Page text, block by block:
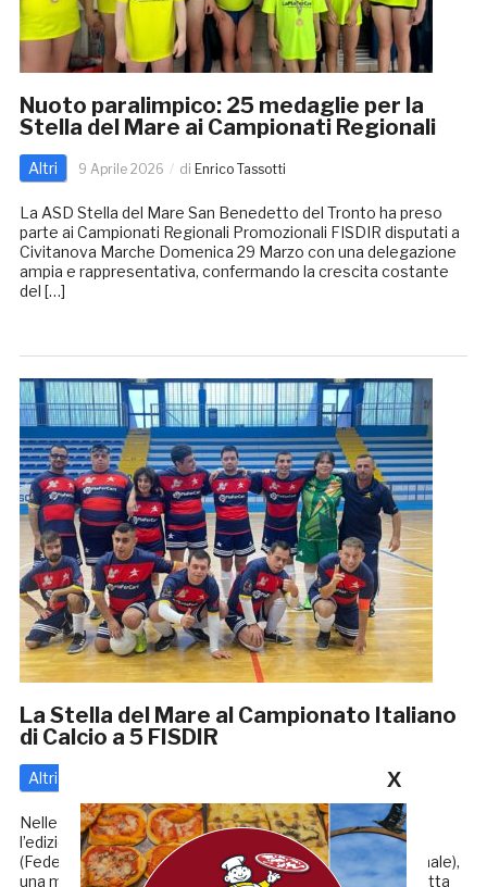
Nuoto paralimpico: 25 medaglie per la
Stella del Mare ai Campionati Regionali
Altri 9 Aprile 2026 di Enrico Tassotti
La ASD Stella del Mare San Benedetto del Tronto ha preso
parte ai Campionati Regionali Promozionali FISDIR disputati a
Civitanova Marche Domenica 29 Marzo con una delegazione
ampia e rappresentativa, confermando la crescita costante
del […]
La Stella del Mare al Campionato Italiano
di Calcio a 5 FISDIR
Altri
Nelle giornate 17-18-19 Ottobre si è svolta a Pescara
l’edizione 2025 del Campionato Italiano Calcio a 5 FISDIR
(Federazione Italiana Sport Disabilità Intellettivo Relazionale),
una manifestazione che ha riunito atleti provenienti da tutta
X